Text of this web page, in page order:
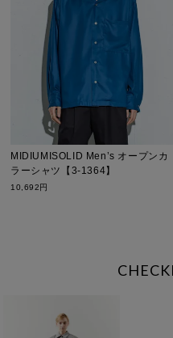
MIDIUMISOLID Men’s オープンカ
ラーシャツ【3-1364】
10,692円